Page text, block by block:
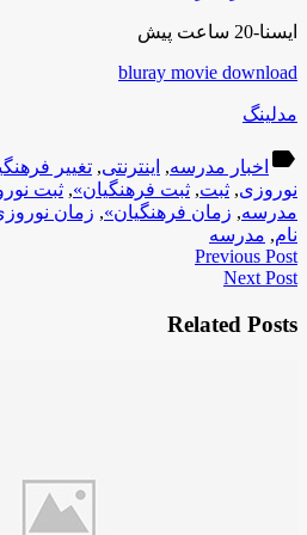
ایسنا-20 ساعت پیش
bluray movie download
مدلینگ
label اخبار مدرسه, اینترنتی, تغییر
نوروزی, ثبت, ثبت فرهنگیان», ثبت
مدرسه, زمان فرهنگیان», زمان
نام, مدرسه
Previous Post
Next Post
Related Posts